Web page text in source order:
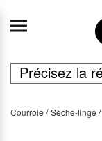
Courroie Sèche-linge